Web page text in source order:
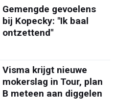
Gemengde gevoelens
bij Kopecky: "Ik baal
ontzettend"
Visma krijgt nieuwe
mokerslag in Tour, plan
B meteen aan diggelen